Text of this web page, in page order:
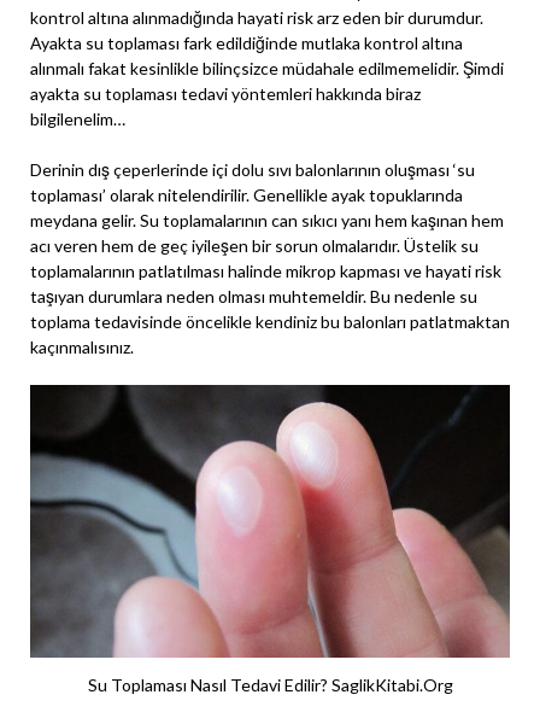
kontrol altına alınmadığında hayati risk arz eden bir durumdur.
Ayakta su toplaması fark edildiğinde mutlaka kontrol altına
alınmalı fakat kesinlikle bilinçsizce müdahale edilmemelidir. Şimdi
ayakta su toplaması tedavi yöntemleri hakkında biraz
bilgilenelim…
Derinin dış çeperlerinde içi dolu sıvı balonlarının oluşması ‘su
toplaması’ olarak nitelendirilir. Genellikle ayak topuklarında
meydana gelir. Su toplamalarının can sıkıcı yanı hem kaşınan hem
acı veren hem de geç iyileşen bir sorun olmalarıdır. Üstelik su
toplamalarının patlatılması halinde mikrop kapması ve hayati risk
taşıyan durumlara neden olması muhtemeldir. Bu nedenle su
toplama tedavisinde öncelikle kendiniz bu balonları patlatmaktan
kaçınmalısınız.
Su Toplaması Nasıl Tedavi Edilir? SaglikKitabi.Org